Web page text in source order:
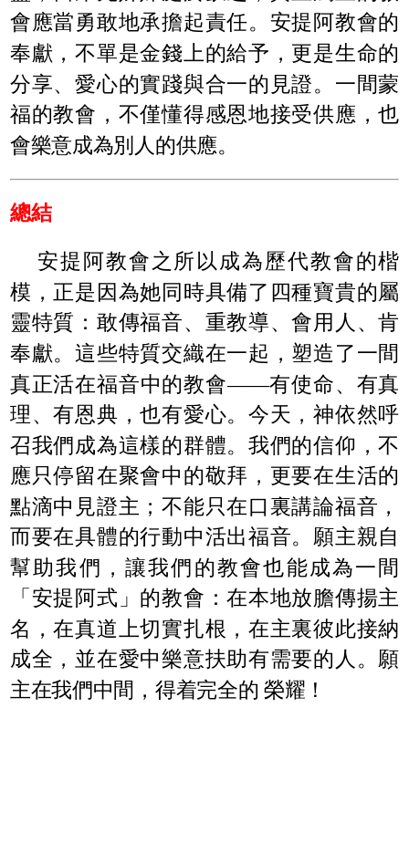
會應當勇敢地承擔起責任。安提阿教會的
奉獻，不單是金錢上的給予，更是生命的
分享、愛心的實踐與合一的見證。一間蒙
福的教會，不僅懂得感恩地接受供應，也
會樂意成為別人的供應。
總結
安提阿教會之所以成為歷代教會的楷
模，正是因為她同時具備了四種寶貴的屬
靈特質：敢傳福音、重教導、會用人、肯
奉獻。這些特質交織在一起，塑造了一間
真正活在福音中的教會——有使命、有真
理、有恩典，也有愛心。今天，神依然呼
召我們成為這樣的群體。我們的信仰，不
應只停留在聚會中的敬拜，更要在生活的
點滴中見證主；不能只在口裏講論福音，
而要在具體的行動中活出福音。願主親自
幫助我們，讓我們的教會也能成為一間
「安提阿式」的教會：在本地放膽傳揚主
名，在真道上切實扎根，在主裏彼此接納
成全，並在愛中樂意扶助有需要的人。願
主在我們中間，得着完全的 榮耀！